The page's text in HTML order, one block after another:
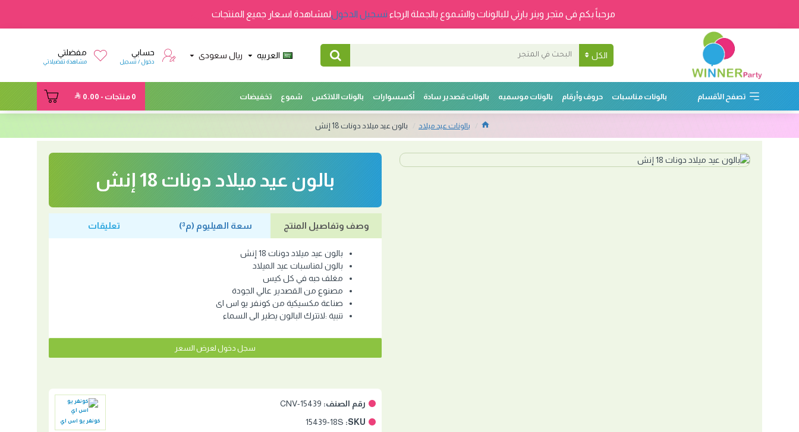
مرحباً بكم فى متجر وينر بارتي للبالونات والشموع بالجملة الرجاء تسجيل الدخوللمشاهدة اسعار جميع المنتجات
الكل العربيه ريال سعودى حسابي
دخول / تسجيل
مفضلتي
مشاهدة تفضيلاتي
تصفح الأقسام بالونات مناسبات حروف وأرقام بالونات موسميه بالونات قصدير سادة أكسسوارات بالونات اللاتكس شموع تخفيضات 0 منتجات - 0.00
بالونات عيد ميلاد بالون عيد ميلاد دونات 18 إنش
بالون عيد ميلاد دونات 18 إنش
وصف وتفاصيل المنتج سعة الهيليوم (م³) تعليقات
بالون عيد ميلاد دونات 18 إنش
بالون لمناسبات عيد الميلاد
مغلف حبه في كل كيس
مصنوع من القصدير عالي الجودة
صناعة مكسيكية من كونفر يو اس اى
تنبية :لاتترك البالون يطير الى السماء
رقم الصنف: CNV-15439
SKU:
15439-18S
كونفر يو اس اي
سجل دخول لعرض السعر